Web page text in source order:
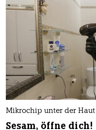
Mikrochip unter der Haut
Sesam, öffne dich!